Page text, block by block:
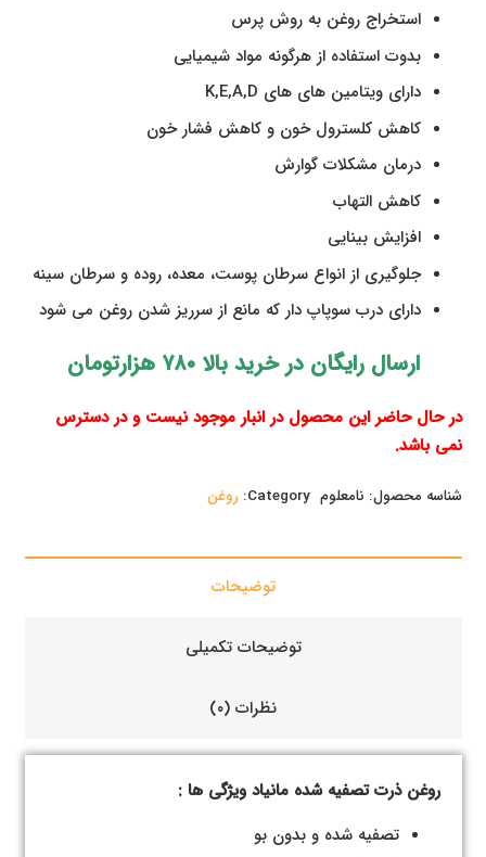
استخراج روغن به روش پرس
بدوت استفاده از هرگونه مواد شیمیایی
دارای ویتامین های های K,E,A,D
کاهش کلسترول خون و کاهش فشار خون
درمان مشکلات گوارش
کاهش التهاب
افزایش بینایی
جلوگیری از انواع سرطان پوست، معده، روده و سرطان سینه
دارای درب سوپاپ دار که مانع از سرریز شدن روغن می شود
ارسال رایگان در خرید بالا ۷۸۰ هزارتومان
در حال حاضر این محصول در انبار موجود نیست و در دسترس
نمی باشد.
شناسه محصول: نامعلوم Category: روغن
توضیحات
توضیحات تکمیلی
نظرات (۰)
روغن ذرت تصفیه شده مانیاد ویژگی ها :
تصفیه شده و بدون بو